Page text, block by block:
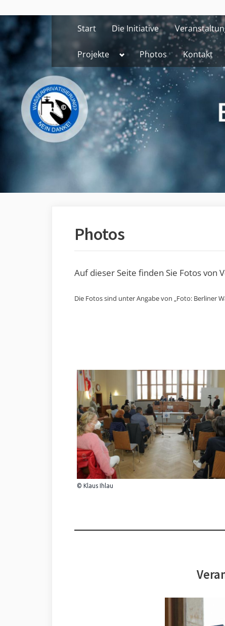
to
content
Start Die Initiative
Projekte Toggle
menu
Photos Kontakt
Photos
Auf dieser Seite finden Sie Fotos von
Die Fotos sind unter Angabe von „Foto: Berliner
© Klaus Ihlau